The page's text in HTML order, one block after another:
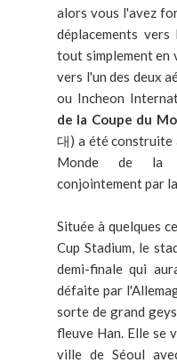
alors vous l'avez
déplacements
tout simplement en
vers l'un des deux
ou Incheon
de la Coupe du
대) a été construite
Monde de la
conjointement par
Située à quelques
Cup Stadium, le
demi-finale qui
défaite par
sorte de grand
fleuve Han. Elle se
ville de Séoul